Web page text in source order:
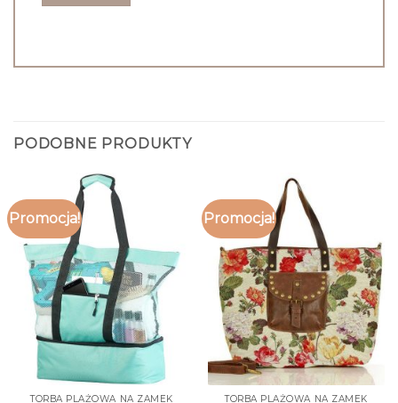
PODOBNE PRODUKTY
Promocja!
TORBA PLAŻOWA NA ZAMEK
Promocja!
TORBA PLAŻOWA NA ZAMEK